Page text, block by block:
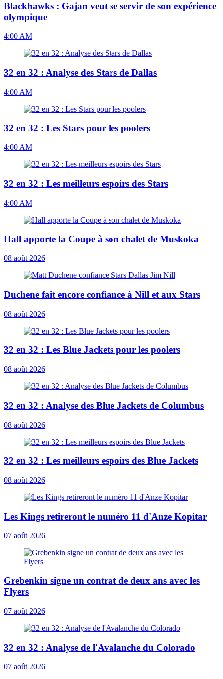
Blackhawks : Gajan veut se servir de son expérience
olympique
4:00 AM
32 en 32 : Analyse des Stars de Dallas
4:00 AM
32 en 32 : Les Stars pour les poolers
4:00 AM
32 en 32 : Les meilleurs espoirs des Stars
4:00 AM
Hall apporte la Coupe à son chalet de Muskoka
08 août 2026
Duchene fait encore confiance à Nill et aux Stars
08 août 2026
32 en 32 : Les Blue Jackets pour les poolers
08 août 2026
32 en 32 : Analyse des Blue Jackets de Columbus
08 août 2026
32 en 32 : Les meilleurs espoirs des Blue Jackets
08 août 2026
Les Kings retireront le numéro 11 d'Anze Kopitar
07 août 2026
Grebenkin signe un contrat de deux ans avec les
Flyers
07 août 2026
32 en 32 : Analyse de l'Avalanche du Colorado
07 août 2026